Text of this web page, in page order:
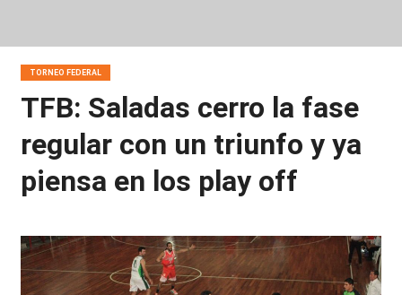
TORNEO FEDERAL
TFB: Saladas cerro la fase
regular con un triunfo y ya
piensa en los play off